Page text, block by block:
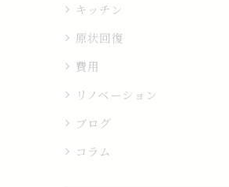
キッチン
原状回復
費用
リノベーション
ブログ
コラム